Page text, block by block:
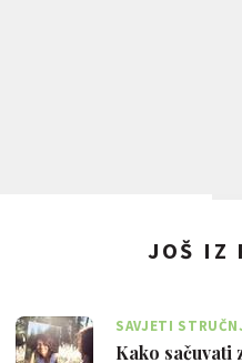
JOŠ IZ
SAVJETI
Kako sačuvati